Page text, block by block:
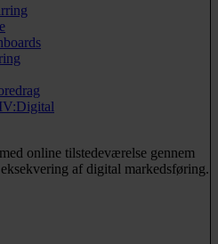
online tilstedeværelse gennem
af digital markedsføring.